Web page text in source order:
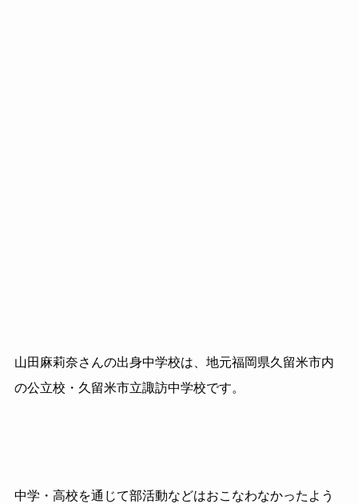
山田麻莉奈さんの出身中学校は、地元福岡県久留米市内
の公立校・久留米市立諏訪中学校です。
中学・高校を通じて部活動などはおこなわなかったよう